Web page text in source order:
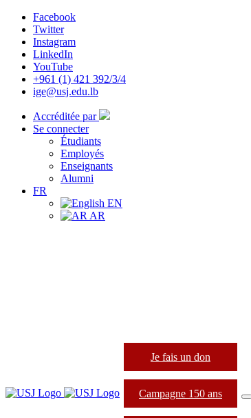
Facebook
Twitter
Instagram
LinkedIn
YouTube
+961 (1) 421 392/3/4
ige@usj.edu.lb
Accréditée par
Se connecter
Étudiants
Employés
Enseignants
Alumni
FR
EN
AR
Je fais un don
Campagne 150 ans